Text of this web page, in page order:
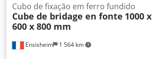
Ensisheim 1 564 km
Cubo de fixação em ferro fundido
Cube de bridage en fonte 1000 x
600 x 800 mm